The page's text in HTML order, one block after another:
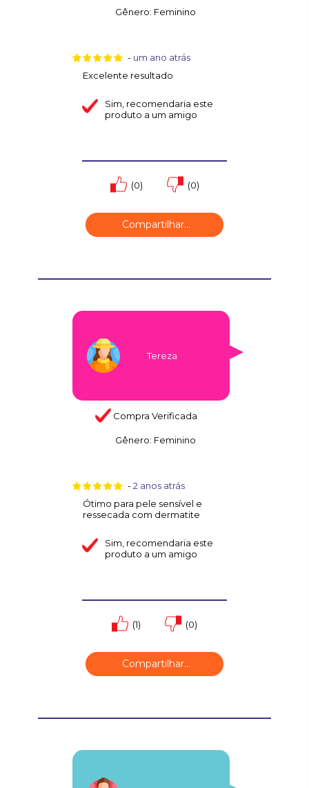
Gênero: Feminino
- um ano atrás
Excelente resultado
Sim , recomendaria este
produto a um amigo
(0) (0)
Compartilhar...
Tereza
Compra Verificada
Gênero: Feminino
-2 anos atrás
Ótimo para pele sensível e
ressecada com dermatite
Sim , recomendaria este
produto a um amigo
(1) (0)
Compartilhar...